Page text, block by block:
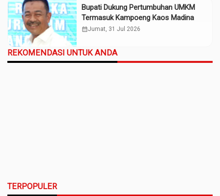
Bupati Dukung Pertumbuhan UMKM
Termasuk Kampoeng Kaos Madina
calendar_monthJumat, 31 Jul 2026
REKOMENDASI UNTUK ANDA
TERPOPULER